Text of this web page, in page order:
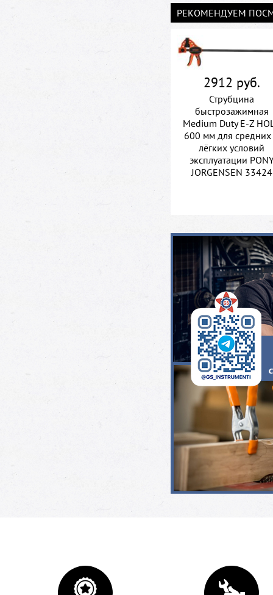
РЕКОМЕНДУЕМ
2912 руб.
Струбцина
быстрозажимная
Medium Duty E-Z
600 мм для
лёгких условий
эксплуатации
JORGENSEN 33424